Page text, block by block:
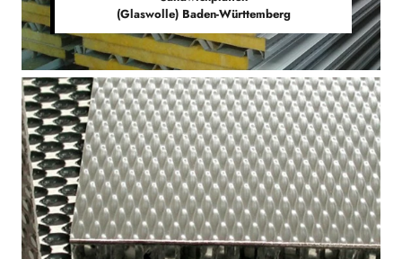
(Glaswolle) Baden-Württemberg